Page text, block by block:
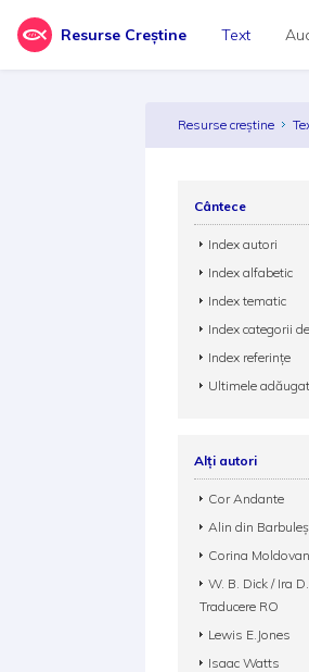
Resurse Creștine Text
Resurse creștine
Cântece
Index autori
Index alfabetic
Index tematic
Index categorii
Index referințe
Ultimele
Alți autori
Cor Andante
Alin din
Corina Moldovan
W. B. Dick / Ira
Traducere RO
Lewis E.Jones
Isaac Watts